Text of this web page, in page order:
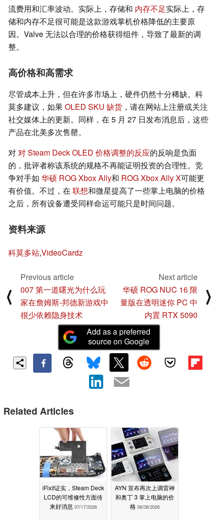
流费用和汇率波动。实际上，存储和 内存不足实际上，存
储和内存不足很可能是这款游戏掌机价格降低的主要原
因。Valve 无法以合理的价格获得组件，导致了最新的调
整。
高价格和高需求
尽管成本上升，但在许多市场上，硬件仍然十分稀缺。科
莫多建议，如果OLED SKU 缺货 ，请在网站上注册或关注
社交媒体上的更新。同样，在 5 月 27 日发布消息后，这些
产品在北美多次售罄。
对对 Steam Deck OLED 价格调整的反应的反响是负面
的，批评者称该系统的规格不再能证明投资的合理性。竞
争对手如 华硕 ROG Xbox Ally和 ROG Xbox Ally X可能更
有价值。不过，在 联想和微星提高了一些掌上电脑的价格
之后，所有设备遭受同样命运可能只是时间问题。
资料来源
科莫多站,VideoCardz
⟨
Previous article
007 第一道曙光为什么玩
家在詹姆斯-邦德新游戏中
很少依赖隐身技术
Next article
华硕 ROG NUC 16 限
量版在透明迷你 PC 中
内置 RTX 5090
⟩
Add as a preferred
source on Google
Related Articles
iFixit证实，Steam Deck
LCD的可维修性方面传
来好消息 07/17/2026
AYN 宣布再次上调雷神
和奥丁 3 掌上电脑的价
格 06/08/2026